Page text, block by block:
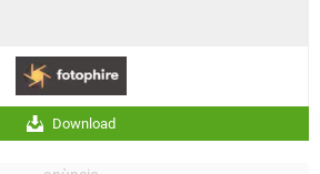
Download